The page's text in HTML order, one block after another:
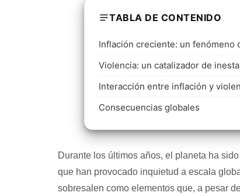
TABLA DE CONTENIDO
Inflación creciente: un fenómeno
Violencia: un catalizador de
Interacción entre inflación y
Consecuencias globales
Durante los últimos años, el planeta ha
que han provocado inquietud a escala
sobresalen como elementos que, a pesar